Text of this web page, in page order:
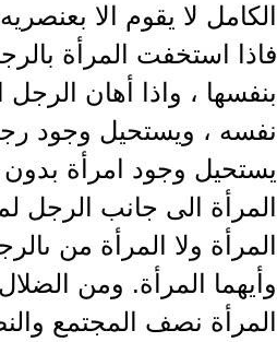
الكامل لا يقوم الا
فاذا استخفت المرأة
بنفسها ، واذا أهان الرجل
نفسه ، ويستحيل وجود
يستحيل وجود امرأة
المرأة الى جانب
المرأة ولا المرأة من
وأيهما المرأة. ومن
المرأة نصف المجتمع